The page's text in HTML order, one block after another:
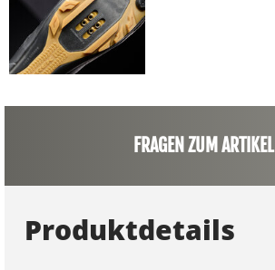
FRAGEN ZUM ARTIKEL
Produktdetails